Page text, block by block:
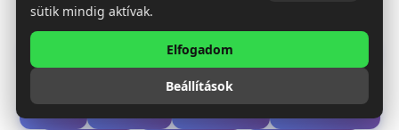
Étkezés & Ivás
Wellness & Ápolás
sütik mindig aktívak.
Elfogadom
Beállítások